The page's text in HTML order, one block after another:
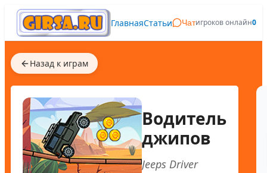
ГлавнаяСтатьи Чатигроков онлайн0
Назад к играм
Водитель
джипов
Jeeps Driver